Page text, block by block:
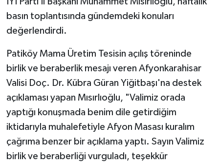
basın toplantısında gündemdeki konuları
değerlendirdi.
Patiköy Mama Üretim Tesisin açılış töreninde
birlik ve beraberlik mesajı veren Afyonkarahisar
Valisi Doç. Dr. Kübra Güran Yiğitbaşı'na destek
açıklaması yapan Mısırlıoğlu, "Valimiz orada
yaptığı konuşmada benim dile getirdiğim
iktidarıyla muhalefetiyle Afyon Masası kuralım
çağrıma benzer bir açıklama yaptı. Sayın Valimiz
birlik ve beraberliği vurguladı, teşekkür